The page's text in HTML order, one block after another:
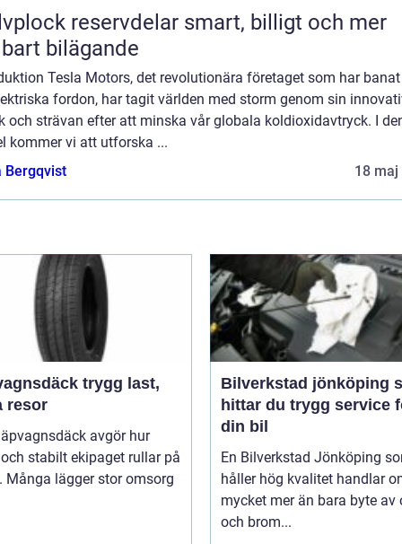
reservdelar smart, billigt och mer
bilägande
Tesla Motors, det revolutionära företaget som har
fordon, har tagit världen med storm genom sin
och strävan efter att minska vår globala koldioxidavtryck. I
kommer vi att utforska ...
Bergqvist
18 maj
trygg last,
resor
avgör hur
stabilt ekipaget rullar på
Många lägger stor omsorg
Bilverkstad jönköping så
hittar du trygg service
din bil
En Bilverkstad Jönköping
håller hög kvalitet handlar
mycket mer än bara byte av
och brom...